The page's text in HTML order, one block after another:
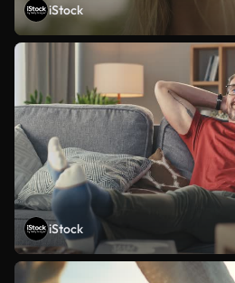
iStock
iStock